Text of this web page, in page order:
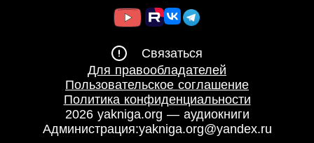
Связаться
Для правообладателей
Пользовательское соглашение
Политика конфиденциальности
2026 yakniga.org — аудиокниги
Администрация:yakniga.org@yandex.ru